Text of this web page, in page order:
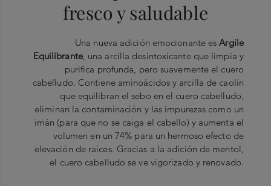
fresco y saludable
Una nueva adición emocionante esArgile
Equilibrante, una arcilla desintoxicante que limpia y
purifica profunda, pero suavemente el cuero
cabelludo. Contiene aminoácidos y arcilla de caolín
que equilibran el sebo en el cuero cabelludo,
eliminan la contaminación y las impurezas como un
imán (para que no se caiga el cabello) y aumenta el
volumen en un 74% para un hermoso efecto de
elevación de raíces. Gracias a la adición de mentol,
el cuero cabelludo se ve vigorizado y renovado.